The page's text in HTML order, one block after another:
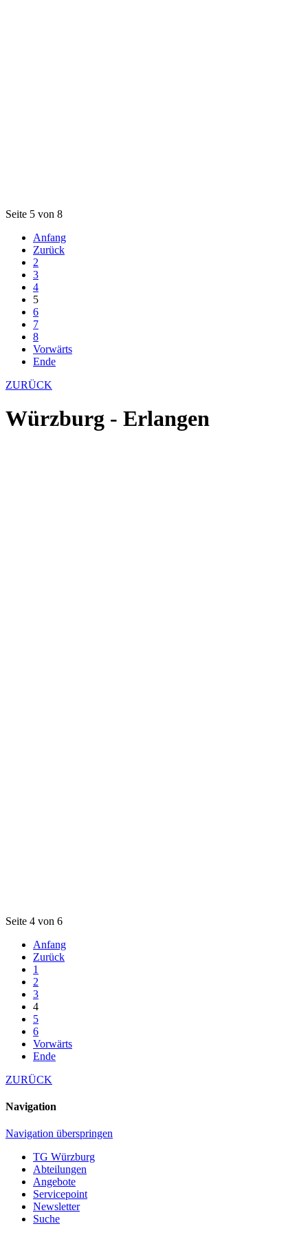
Seite 5 von 8
Anfang
Zurück
2
3
4
5
6
7
8
Vorwärts
Ende
ZURÜCK
Würzburg - Erlangen
Seite 4 von 6
Anfang
Zurück
1
2
3
4
5
6
Vorwärts
Ende
ZURÜCK
Navigation
Navigation überspringen
TG Würzburg
Abteilungen
Angebote
Servicepoint
Newsletter
Suche